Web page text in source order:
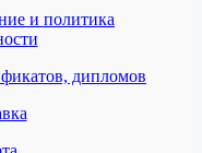
и политика
дипломов